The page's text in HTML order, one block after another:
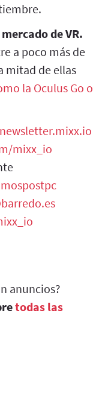
de VR.
a poco más de
mitad de ellas
la Oculus Go o
mixx_io
anuncios?
todas las